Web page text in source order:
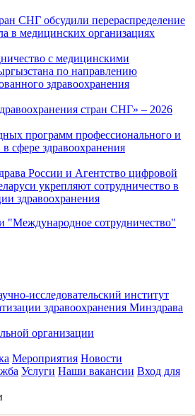
СНГ обсудили перераспределение
в медицинских организациях
с медицинскими
по направлению
здравоохранения
стран СНГ» – 2026
программ профессионального и
сфере здравоохранения
России и Агентство цифровой
укрепляют сотрудничество в
здравоохранения
"Международное сотрудничество"
исследовательский институт
здравоохранения Минздрава
организации
Мероприятия Новости
Услуги Наши вакансии Вход для